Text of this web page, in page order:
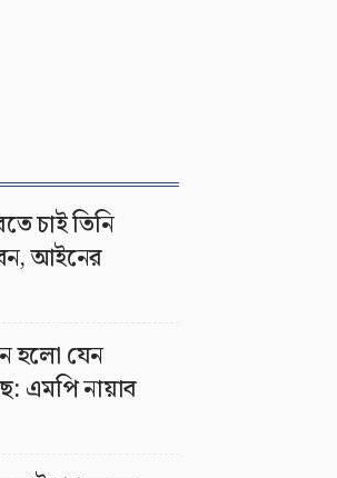
চাই তিনি
আইনের
হলো যেন
এমপি নায়াব